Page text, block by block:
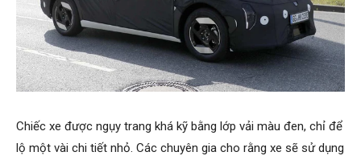
Chiếc xe được ngụy trang khá kỹ bằng lớp vải màu đen, chỉ để
lộ một vài chi tiết nhỏ. Các chuyên gia cho rằng xe sẽ sử dụng